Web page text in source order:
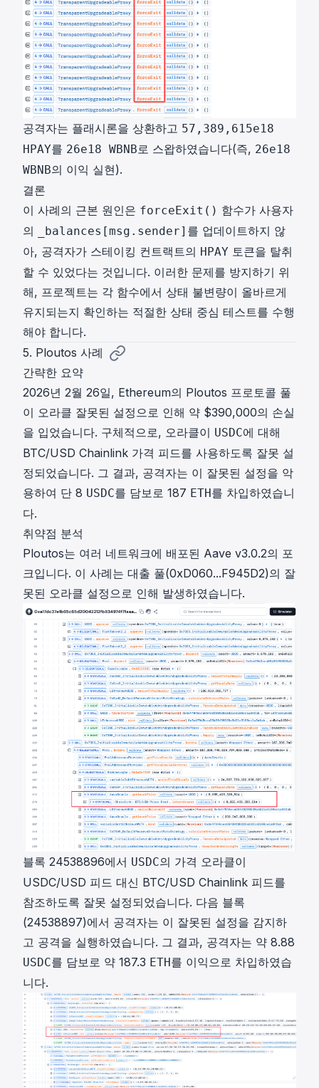
공격자는 플래시론을 상환하고 57,389,615e18
HPAY를 26e18 WBNB 로 스왑하였습니다(즉, 26e18
WBNB의 이익 실현).
결론
이 사례의 근본 원인은 forceExit() 함수가 사용자
의
_balances[msg.sender] 를 업데이트하지 않
아, 공격자가 스테이킹 컨트랙트의 HPAY 토큰을 탈취
할 수 있었다는 것입니다. 이러한 문제를 방지하기 위
해, 프로젝트는 각 함수에서 상태 불변량이 올바르게
유지되는지 확인하는 적절한 상태 중심 테스트를 수행
해야 합니다.
5. Ploutos 사례
간략한 요약
2026년 2월 26일, Ethereum의 Ploutos 프로토콜 풀
이 오라클 잘못된 설정으로 인해 약 $390,000의 손실
을 입었습니다. 구체적으로, 오라클이 USDC에 대해
BTC/USD Chainlink 가격 피드를 사용하도록 잘못 설
정되었습니다. 그 결과, 공격자는 이 잘못된 설정을 악
용하여 단 8 USDC를 담보로 187 ETH를 차입하였습니
다.
취약점 분석
Ploutos는 여러 네트워크에 배포된 Aave v3.0.2의 포
크입니다. 이 사례는 대출 풀(0xD060...F945D2)의 잘
못된 오라클 설정으로 인해 발생하였습니다.
블록 24538896에서 USDC의 가격 오라클이
USDC/USD 피드 대신 BTC/USD Chainlink 피드를
참조하도록 잘못 설정되었습니다. 다음 블록
(24538897)에서 공격자는 이 잘못된 설정을 감지하
고 공격을 실행하였습니다. 그 결과, 공격자는 약 8.88
USDC를 담보로 약 187.3 ETH 를 이익으로 차입하였습
니다.